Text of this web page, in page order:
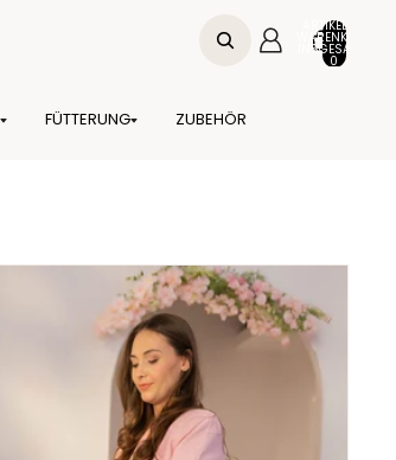
ARTIKEL IM
WARENKORB
INSGESAMT:
0
FÜTTERUNG ZUBEHÖR